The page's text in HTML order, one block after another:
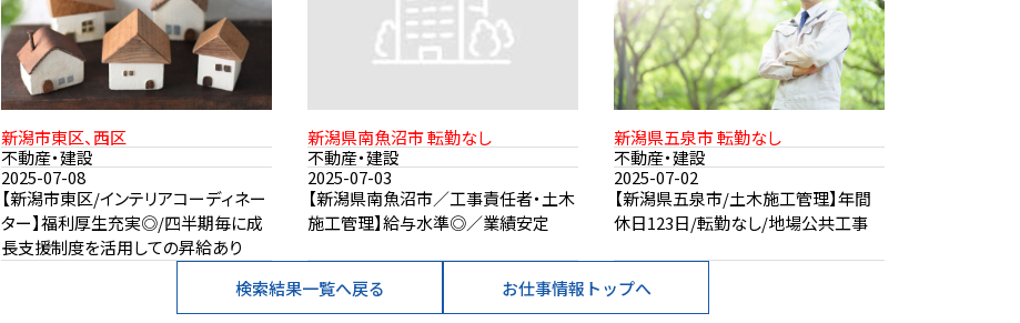
新潟市東区、西区
不動産・建設
2025-07-08
【新潟市東区/インテリアコーディネー
ター】福利厚生充実◎/四半期毎に成
長支援制度を活用しての昇給あり
新潟県南魚沼市 転勤なし
不動産・建設
2025-07-03
【新潟県南魚沼市／工事責任者・土木
施工管理】給与水準◎／業績安定
新潟県五泉市 転勤なし
不動産・建設
2025-07-02
【新潟県五泉市/土木施工管理】年間
休日123日/転勤なし/地場公共工事
検索結果一覧へ戻る お仕事情報トップへ